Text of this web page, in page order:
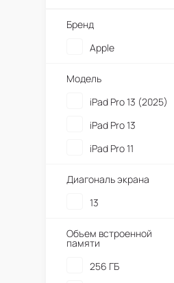
Бренд
Apple
Модель
iPad Pro 13 (2025)
iPad Pro 13
iPad Pro 11
Диагональ экрана
13
Объем встроенной
памяти
256 ГБ